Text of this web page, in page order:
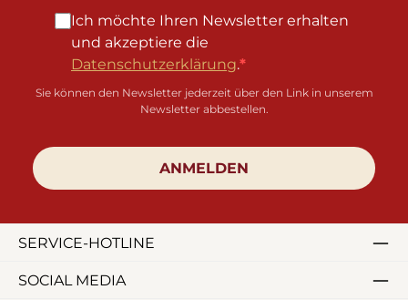
Ich möchte Ihren Newsletter erhalten
und akzeptiere die
Datenschutzerklärung.
Sie können den Newsletter jederzeit über den Link in unserem
Newsletter abbestellen.
ANMELDEN
SERVICE-HOTLINE
SOCIAL MEDIA